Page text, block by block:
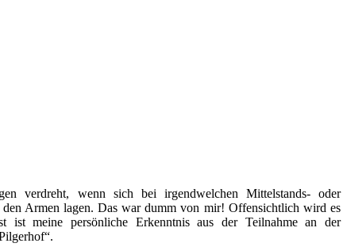
verdreht, wenn sich bei irgendwelchen Mittelstands- oder
Armen lagen. Das war dumm von mir! Offensichtlich wird es
ist meine persönliche Erkenntnis aus der Teilnahme an der